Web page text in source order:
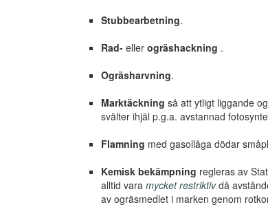
Stubbearbetning.
Rad- eller ogräshackning .
Ogräsharvning.
Marktäckning så att ytligt liggande
svälter ihjäl p.g.a. avstannad
Flamning med gasollåga dödar
Kemisk bekämpning regleras av
alltid vara mycket restriktivdå
av ogräsmedlet i marken genom